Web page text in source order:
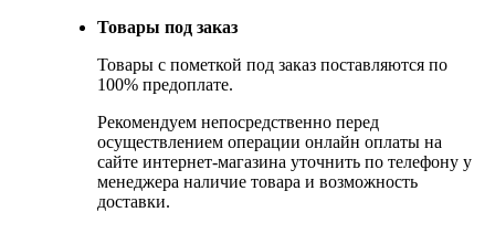
Товары под заказ
Товары с пометкой под заказ поставляются по
100% предоплате.
Рекомендуем непосредственно перед
осуществлением операции онлайн оплаты на
сайте интернет-магазина уточнить по телефону у
менеджера наличие товара и возможность
доставки.